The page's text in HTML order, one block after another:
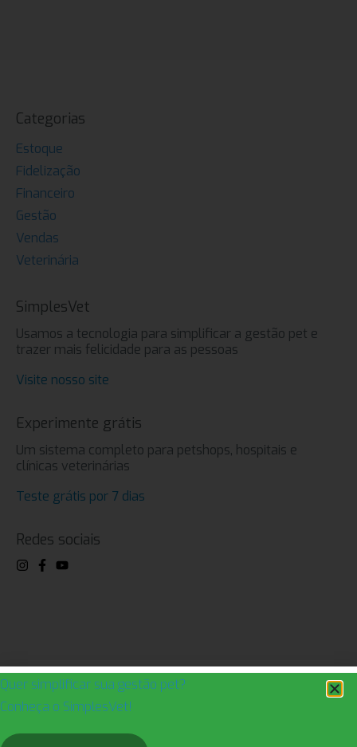
Categorias
Estoque
Fidelização
Financeiro
Gestão
Vendas
Veterinária
SimplesVet
Usamos a tecnologia para simplificar a gestão pet e
trazer mais felicidade para as pessoas
Visite nosso site
Experimente grátis
Um sistema completo para petshops, hospitais e
clínicas veterinárias
Teste grátis por 7 dias
Redes sociais
2022 SimplesVet Tecnologia S/A
Rua Minas Gerais, 498 – 3º andar – Pituba – Salvador/BA
CNPJ 05.767.214/0001-01
Quer simplificar sua gestão pet?
Conheça o SimplesVet!